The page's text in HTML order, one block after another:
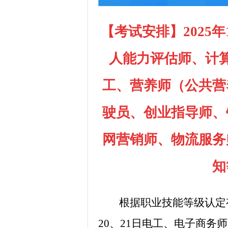
【考试安排】2025
人能力评估师、计
工、营养师（公共
驶员、创业指导师
网营销师、物流服
根据职业技能等级认
20、21日 电工、电子商务